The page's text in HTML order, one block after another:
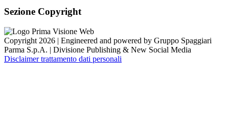
Sezione Copyright
Copyright 2026 | Engineered and powered by Gruppo Spaggiari
Parma S.p.A. | Divisione Publishing & New Social Media
Disclaimer trattamento dati personali